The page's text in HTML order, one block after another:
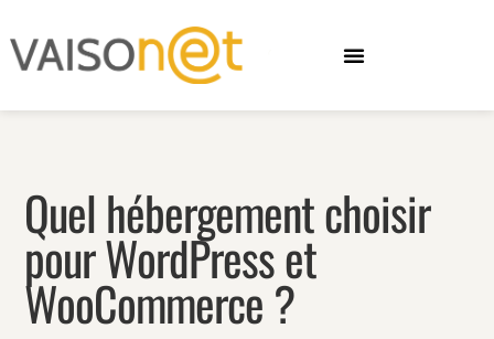
Quel hébergement choisir
pour WordPress et
WooCommerce ?